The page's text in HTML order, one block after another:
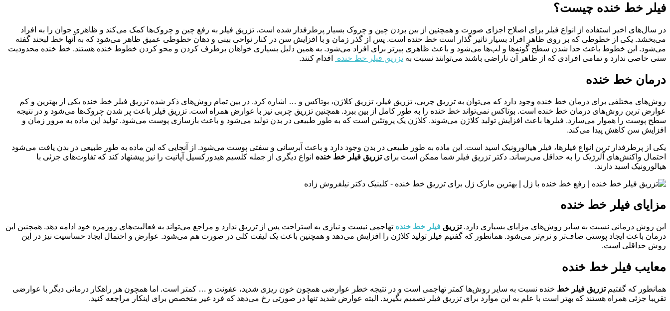
فیلر خط خنده چیست؟
در سال‌های اخیر استفاده از انواع فیلر برای اصلاح اجزای صورت و همچنین از بین بردن چین و چروک بسیار پرطرفدار شده است. تزریق فیلر به رفع چین و چروک‌ها کمک می‌کند و ظاهری جوان را به افراد
می‌بخشد. یکی از خطوطی که بر روی ظاهر افراد بسیار تاثیر گذار است خط خنده است. پس از گذر زمان و با افزایش سن در کنار نواحی بینی و دهان خطوطی عمیق ظاهر می‌شود که به آنها خط لبخند گفته
می‌شود. این خطوط باعث جدا شدن سطح گونه‌ها و لب‌ها می‌شود و باعث ظاهری پیرتر برای افراد می‌شود. به همین دلیل بسیاری خواهان برطرف کردن و محو کردن خطوط خنده هستند. خط خنده محدودیت
سنی خاصی ندارد و تمامی افرادی که از ظاهر آن ناراضی باشند می‌توانند نسبت به تزریق فیلر خط خنده اقدام کنند.
درمان خط خنده
روش‌های مختلفی برای درمان خط خنده وجود دارد که می‌توان به تزریق چربی، تزریق فیلر، تزریق کلاژن، بوتاکس و … اشاره کرد. در بین تمام روش‌های ذکر شده تزریق فیلر خط خنده یکی از بهترین و کم
عوارض ترین روش‌های درمان خط خنده است. بوتاکس نمی‌تواند خط خنده را به طور کامل از بین ببرد. همچنین تزریق چربی نیز با عوارض همراه است. تزریق فیلر باعث پر شدن چروک‌ها می‌شود و در نتیجه
سطح پوست را هموار می‌سازد. فیلرها باعث افزایش تولید کلاژن می‌شوند. کلاژن یک پروتئین است که به طور طبیعی در بدن تولید می‌شود و باعث بازسازی پوست می‌شود. تولید این ماده به مرور زمان و
افزایش سن کاهش پیدا می‌کند.
یکی از پرطرفدار ترین انواع فیلرها، فیلر هیالورونیک اسید است. این ماده به طور طبیعی در بدن وجود دارد و باعث آبرسانی و سفتی پوست می‌شود. از آنجایی که این ماده به طور طبیعی در بدن یافت می‌شود
احتمال واکنش‌های آلرژیک را به حداقل می‌رساند. دکتر تزریق فیلر شما ممکن است برایتزریق فیلر خط خنده انواع دیگری از جمله کلسیم هیدورکسیل آپاتیت را نیز پیشنهاد کند که تفاوت‌های جزئی با
هیالورونیک اسید دارند.
مزایای فیلر خط خنده
این روش درمانی نسبت به سایر روش‌های مزایای بسیاری دارد.تزریق فیلر خط خنده تهاجمی نیست و نیازی به استراحت پس از تزریق ندارد و مراجع می‌تواند به فعالیت‌های روزمره خود ادامه دهد. همچنین این
درمان باعث ایجاد پوستی صاف‌تر و نرم‌تر می‌شود. همانطور که گفتیم فیلر تولید کلاژن را افزایش می‌دهد و همچنین باعث یک لیفت کلی در صورت هم می‌شود. عوارض و احتمال ایجاد حساسیت نیز در این
روش حداقلی است.
معایب فیلر خط خنده
همانطور که گفتیمتزریق فیلر خط خنده نسبت به سایر روش‌ها کمتر تهاجمی است و در نتیجه خطر عوارضی همچون خون ریزی شدید، عفونت و … کمتر است. اما همچون هر راهکار درمانی دیگر با عوارضی
تقریبا جزئی همراه هستند که بهتر است با علم به این موارد برای تزریق فیلر تصمیم بگیرید. البته عوارض شدید تنها در صورتی رخ می‌دهد که فرد غیر متخصص برای اینکار مراجعه کنید.